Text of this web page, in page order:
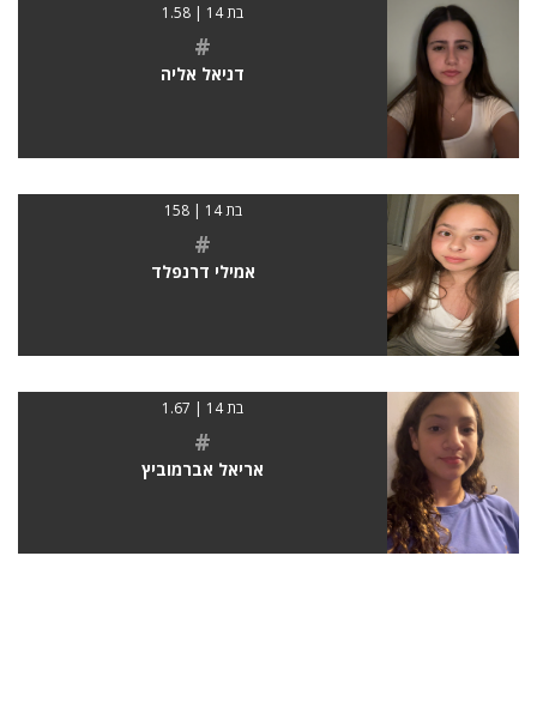
בת 14 | 1.58
#
דניאל אליה
בת 14 | 158
#
אמילי דרנפלד
בת 14 | 1.67
#
אריאל אברמוביץ